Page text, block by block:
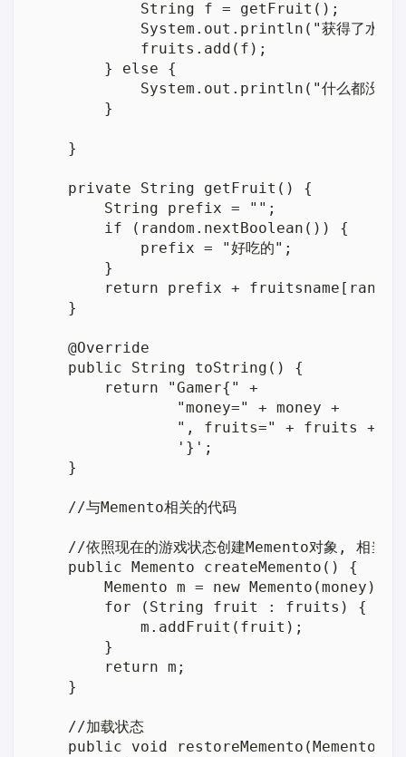
            String f = getFruit();
System.out.println("获得了水果
            fruits.add(f);
        } else {
System.out.println("什么都没有
        }
    }
    private String getFruit() {
        String prefix = "";
        if (random.nextBoolean()) {
            prefix = "好吃的";
        }
return prefix +
    }
    @Override
    public String toString() {
        return "Gamer{" +
                "money=" + money +
                ", fruits=" + fruits +
                '}';
    }
    //与Memento相关的代码
//依照现在的游戏状态创建Memento对象, 相当于
    public Memento createMemento() {
        Memento m = new Memento(money);
        for (String fruit : fruits) {
            m.addFruit(fruit);
        }
        return m;
    }
    //加载状态
public void restoreMemento(Memento